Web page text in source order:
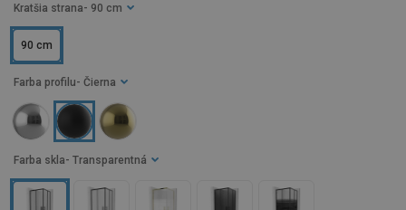
Kratšia strana - 90 cm
90 cm
Farba skla - Transparentná
Farba profilu - Čierna